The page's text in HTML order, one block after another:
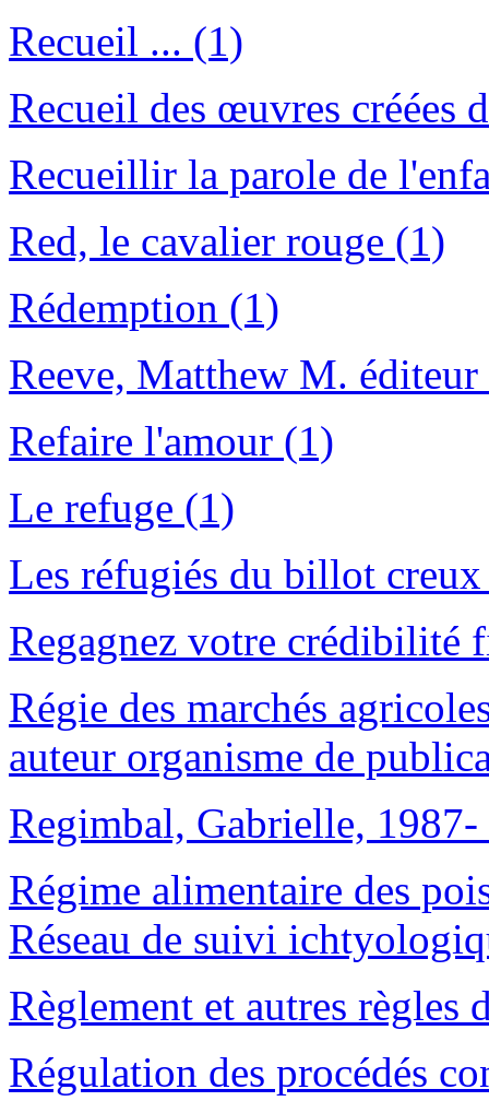
Recueil ... (1)
Recueil des œuvres créées
Recueillir la parole de
Red, le cavalier rouge (1)
Rédemption (1)
Reeve, Matthew M.
Refaire l'amour (1)
Le refuge (1)
Les réfugiés du billot
Regagnez votre crédibilité
Régie des marchés
auteur organisme de
Regimbal, Gabrielle,
Régime alimentaire des
Réseau de suivi
Règlement et autres règles
Régulation des procédés